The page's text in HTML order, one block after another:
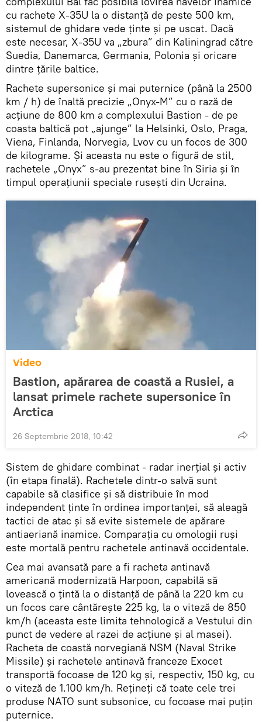
cu rachete X-35U la o distanță de peste 500 km,
sistemul de ghidare vede ținte și pe uscat. Dacă
este necesar, X-35U va „zbura” din Kaliningrad către
Suedia, Danemarca, Germania, Polonia și oricare
dintre țările baltice.
Rachete supersonice și mai puternice (până la 2500
km / h) de înaltă precizie „Onyx-M” cu o rază de
acțiune de 800 km a complexului Bastion - de pe
coasta baltică pot „ajunge” la Helsinki, Oslo, Praga,
Viena, Finlanda, Norvegia, Lvov cu un focos de 300
de kilograme. Și aceasta nu este o figură de stil,
rachetele „Onyx” s-au prezentat bine în Siria și în
timpul operațiunii speciale rusești din Ucraina.
Video
Bastion, apărarea de coastă a Rusiei, a
lansat primele rachete supersonice în
Arctica
26 Septembrie 2018, 10:42
Sistem de ghidare combinat - radar inerțial și activ
(în etapa finală). Rachetele dintr-o salvă sunt
capabile să clasifice și să distribuie în mod
independent ținte în ordinea importanței, să aleagă
tactici de atac și să evite sistemele de apărare
antiaeriană inamice. Comparația cu omologii ruși
este mortală pentru rachetele antinavă occidentale.
Cea mai avansată pare a fi racheta antinavă
americană modernizată Harpoon, capabilă să
lovească o țintă la o distanță de până la 220 km cu
un focos care cântărește 225 kg, la o viteză de 850
km/h (aceasta este limita tehnologică a Vestului din
punct de vedere al razei de acțiune și al masei).
Racheta de coastă norvegiană NSM (Naval Strike
Missile) și rachetele antinavă franceze Exocet
transportă focoase de 120 kg și, respectiv, 150 kg, cu
o viteză de 1.100 km/h. Rețineți că toate cele trei
produse NATO sunt subsonice, cu focoase mai puțin
puternice.